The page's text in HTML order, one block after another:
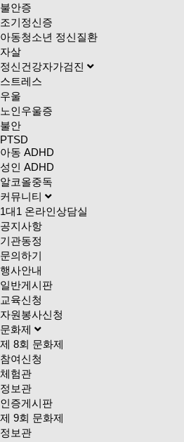
불안증
조기정신증
아동청소년 정신질환
자살
정신건강자가검진
스트레스
우울
노인우울증
불안
PTSD
아동 ADHD
성인 ADHD
알코올중독
커뮤니티
1대1 온라인상담실
공지사항
기관동정
문의하기
행사안내
일반게시판
교육신청
자원봉사신청
문화제
제 8회 문화제
참여신청
체험관
정보관
인증게시판
제 9회 문화제
정보관